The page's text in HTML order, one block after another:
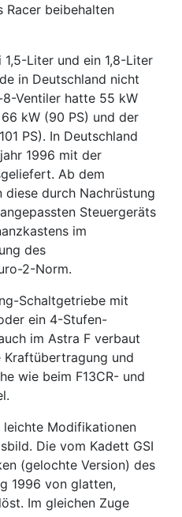
Racer beibehalten
Liter und ein 1,8-Liter
in Deutschland nicht
Ventiler hatte 55 kW
kW (90 PS) und der
PS). In Deutschland
1996 mit der
Ab dem
durch Nachrüstung
Steuergeräts
im
des
2-Norm.
Schaltgetriebe mit
ein 4-Stufen-
im Astra F verbaut
und
wie beim F13CR- und
leichte Modifikationen
Die vom Kadett GSI
(gelochte Version) des
1996 von glatten,
Im gleichen Zuge